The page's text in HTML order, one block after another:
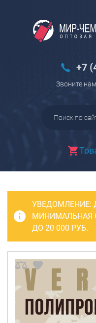
+7
Звоните
УВЕДОМЛЕНИЕ:
МИНИМАЛЬНАЯ
ДО 20 000 РУБ.